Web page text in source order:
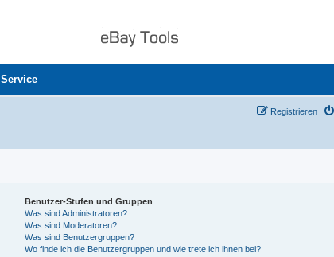
Service
Registrieren
Benutzer-Stufen und Gruppen
Was sind Administratoren?
Was sind Moderatoren?
Was sind Benutzergruppen?
Wo finde ich die Benutzergruppen und wie trete ich ihnen bei?